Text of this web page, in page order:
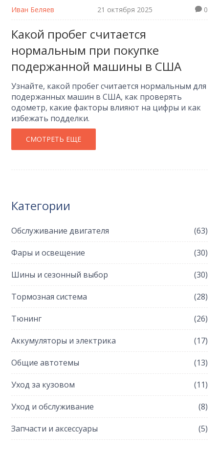
Иван Беляев 21 октября 2025 0
Какой пробег считается
нормальным при покупке
подержанной машины в США
Узнайте, какой пробег считается нормальным для
подержанных машин в США, как проверять
одометр, какие факторы влияют на цифры и как
избежать подделки.
СМОТРЕТЬ ЕЩЕ
Категории
Обслуживание двигателя (63)
Фары и освещение (30)
Шины и сезонный выбор (30)
Тормозная система (28)
Тюнинг (26)
Аккумуляторы и электрика (17)
Общие автотемы (13)
Уход за кузовом (11)
Уход и обслуживание (8)
Запчасти и аксессуары (5)